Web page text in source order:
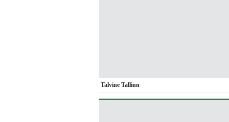
Talvine Tallinn